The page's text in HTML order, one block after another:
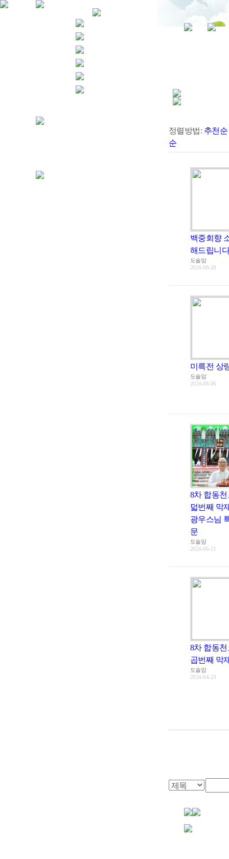
정렬방법: 추천순
순
백중회향
해드립니
도솔암
2024-08-20
미륵전 상
도솔암
2024-08-06
8차 합동
덟번째 막
광우스님
문
도솔암
2024-06-11
8차 합동
곱번째 막
도솔암
2024-04-23